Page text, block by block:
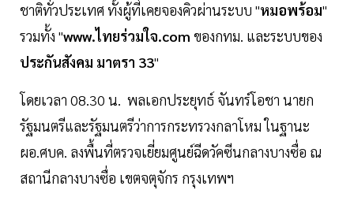
ชาติทั่วประเทศ ทั้งผู้ที่เคยจองคิวผ่านระบบ "หมอพร้อม"
รวมทั้ง "www.ไทยร่วมใจ.com ของกทม. และระบบของ
ประกันสังคม มาตรา 33"
โดยเวลา 08.30 น. พลเอกประยุทธ์ จันทร์โอชา นายก
รัฐมนตรีและรัฐมนตรีว่าการกระทรวงกลาโหม ในฐานะ
ผอ.ศบค. ลงพื้นที่ตรวจเยี่ยมศูนย์ฉีดวัคซีนกลางบางซื่อ ณ
สถานีกลางบางซื่อ เขตจตุจักร กรุงเทพฯ